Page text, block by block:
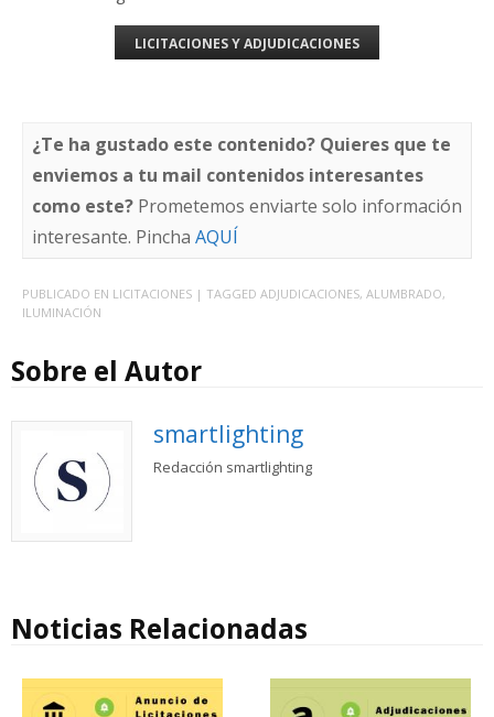
LICITACIONES Y ADJUDICACIONES
¿Te ha gustado este contenido? Quieres que te
enviemos a tu mail contenidos interesantes
como este? Prometemos enviarte solo información
interesante. Pincha AQUÍ
PUBLICADO EN LICITACIONES | TAGGED ADJUDICACIONES, ALUMBRADO,
ILUMINACIÓN
Sobre el Autor
smartlighting
Redacción smartlighting
Noticias Relacionadas